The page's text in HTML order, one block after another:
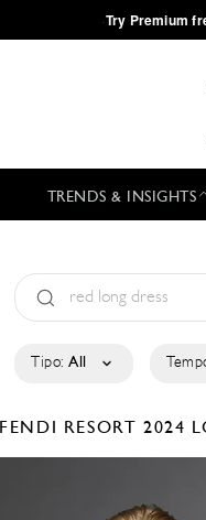
·Try Premium
TRENDS & INSIGHTS
Tipo: All
FENDI RESORT 2024